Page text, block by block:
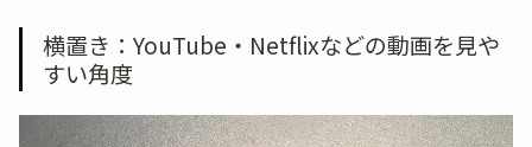
横置き：YouTube・Netflixなどの動画を見や
すい角度